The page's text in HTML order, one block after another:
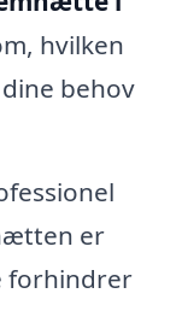
hvilken
behov
er
forhindrer